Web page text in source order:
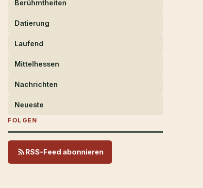
Berühmtheiten
Datierung
Laufend
Mittelhessen
Nachrichten
Neueste
FOLGEN
RSS-Feed abonnieren